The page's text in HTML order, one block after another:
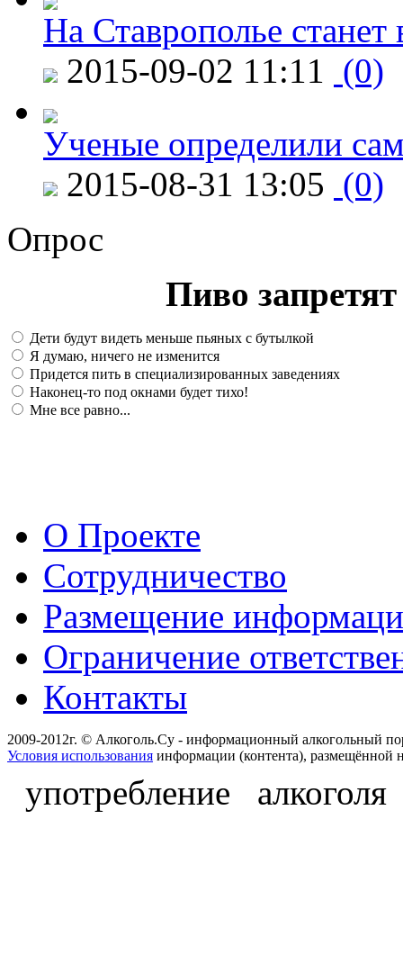
На Ставрополье
2015-09-02 11:11 (0)
Ученые определили
2015-08-31 13:05 (0)
Опрос
Пиво
Дети будут видеть меньше пьяных с бутылкой
Я думаю, ничего не изменится
Придется пить в специализированных заведениях
Наконец-то под окнами будет тихо!
Мне все равно...
О Проекте
Сотрудничество
Размещение
Ограничение
Контакты
2009-2012г. © Алкоголь.Су - информационный алкогольный
Условия использования информации (контента), размещённой
употребление